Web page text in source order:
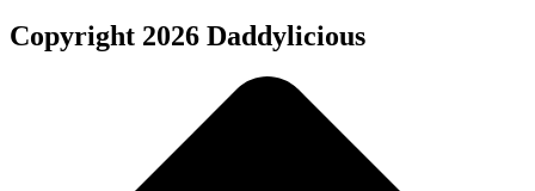
Copyright 2026 Daddylicious